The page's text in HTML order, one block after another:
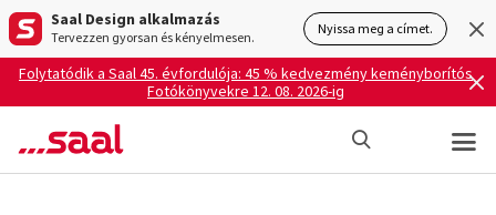
Saal Design alkalmazás
Tervezzen gyorsan és kényelmesen. Nyissa meg a címet.
Folytatódik a Saal 45. évfordulója: 45 % kedvezmény keményborítós
Fotókönyvekre 12. 08. 2026-ig